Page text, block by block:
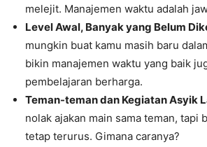
melejit. Manajemen waktu adalah
Level Awal, Banyak yang Belum
mungkin buat kamu masih baru
bikin manajemen waktu yang baik
pembelajaran berharga.
Teman-teman dan Kegiatan Asyik
nolak ajakan main sama teman, tapi
tetap terurus. Gimana caranya?